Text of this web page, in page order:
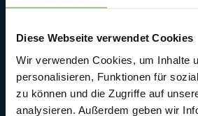
Diese Webseite verwendet Cookies
Wir verwenden Cookies, um Inhalte
personalisieren, Funktionen für
zu können und die Zugriffe auf
analysieren. Außerdem geben wir
Kontaktieren Sie uns